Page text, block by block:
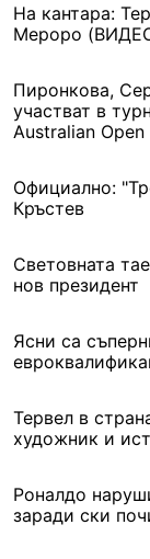
На кантара:
Мероро
Пиронкова,
участват в
Australian Open
Официално:
Кръстев
Световната
нов президент
Ясни са
Тервел в
художник и
Роналдо
заради ски